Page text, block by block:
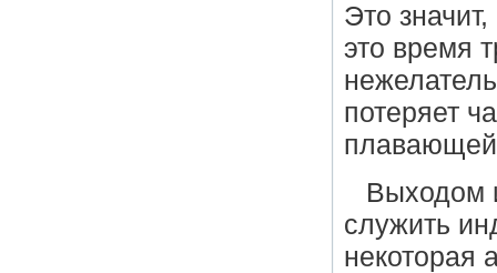
Это
это время
потеряет
плавающей
Выходом
служить
некоторая